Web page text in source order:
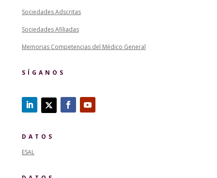
Sociedades Adscritas
Sociedades Afiliadas
Memorias Competencias del Médico General
SÍGANOS
DATOS
ESAL